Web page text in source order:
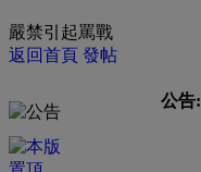
嚴禁引起罵戰
返回首頁 發帖
公告: